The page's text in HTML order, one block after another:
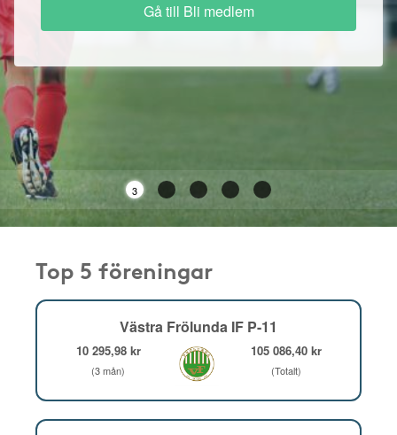
Gå till Bli medlem
3
Top 5 föreningar
Västra Frölunda IF P-11
10 295,98 kr
(3 mån)
105 086,40 kr
(Totalt)